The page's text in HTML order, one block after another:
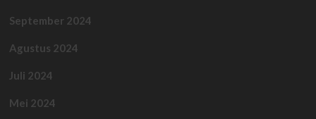
September 2024
Agustus 2024
Juli 2024
Mei 2024